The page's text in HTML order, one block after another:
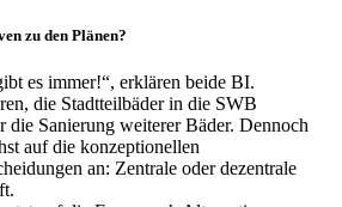
zu den Plänen?
es immer!“, erklären beide BI.
die Stadtteilbäder in die SWB
die Sanierung weiterer Bäder. Dennoch
auf die konzeptionellen
an: Zentrale oder dezentrale